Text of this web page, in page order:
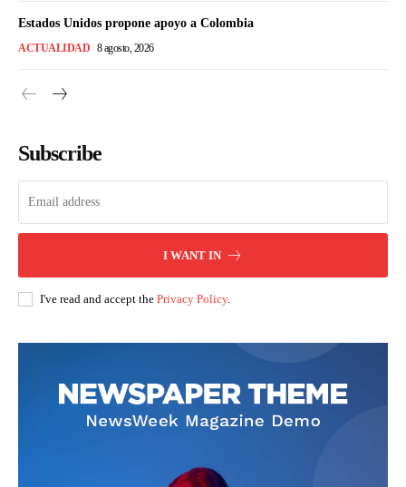
Estados Unidos propone apoyo a Colombia
ACTUALIDAD 8 agosto, 2026
Subscribe
I WANT IN
I've read and accept the Privacy Policy.